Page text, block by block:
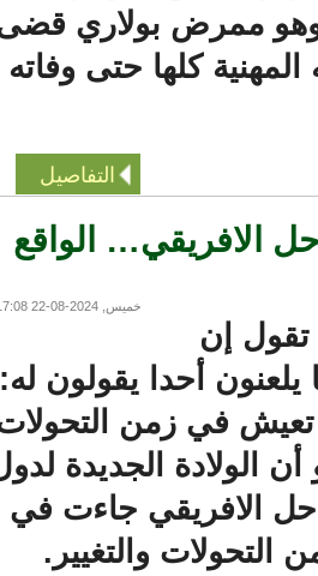
وهو ممرض بولاري قضى
كلها حتى وفاته
التفاصيل
الواقع
خميس, 2024-08-22 17:08
إن
أحدا يقولون له:
في زمن التحولات
الولادة الجديدة لدول
الافريقي جاءت في
التحولات والتغيير.